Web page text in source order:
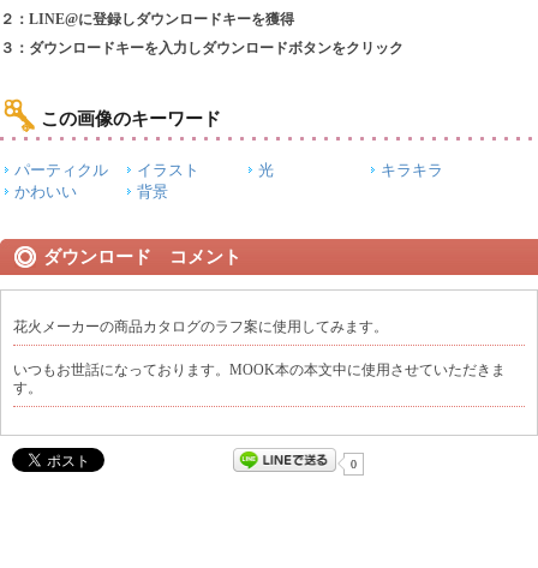
２：LINE@に登録しダウンロードキーを獲得
３：ダウンロードキーを入力しダウンロードボタンをクリック
この画像のキーワード
パーティクル イラスト 光
キラキラ
かわいい
背景
ダウンロード コメント
花火メーカーの商品カタログのラフ案に使用してみます。
いつもお世話になっております。MOOK本の本文中に使用させていただきま
す。
0